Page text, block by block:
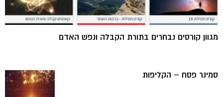
מגוון קורסים נבחרים בתורת הקבלה ונפש האדם
סמינר פסח – הקליפות